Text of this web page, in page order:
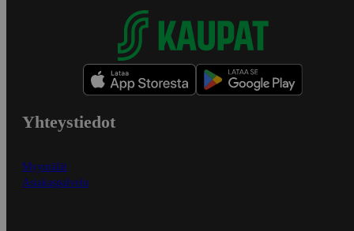
Yhteystiedot
Myymälät
Asiakaspalvelu